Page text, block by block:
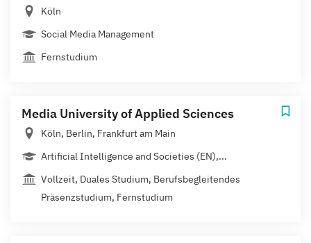
Köln
Social Media Management
Fernstudium
Media University of Applied Sciences
Köln, Berlin, Frankfurt am Main
Artificial Intelligence and Societies (EN),...
Vollzeit, Duales Studium, Berufsbegleitendes
Präsenzstudium, Fernstudium